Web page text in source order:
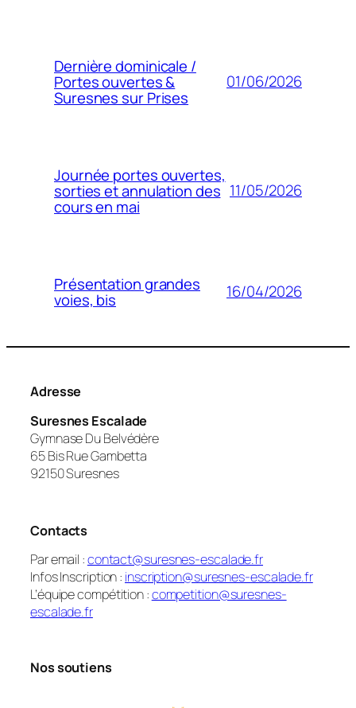
Dernière dominicale /
Portes ouvertes &
Suresnes sur Prises
01/06/2026
Journée portes ouvertes,
sorties et annulation des
cours en mai
11/05/2026
Présentation grandes
voies, bis 16/04/2026
Adresse
Suresnes Escalade
Gymnase Du Belvédère
65 Bis Rue Gambetta
92150 Suresnes
Contacts
Par email :contact@suresnes-escalade.fr
Infos Inscription : inscription@suresnes-escalade.fr
L’équipe compétition :competition@suresnes-
escalade.fr
Nos soutiens